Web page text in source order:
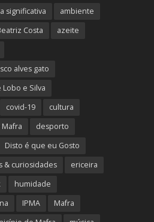
significativa
ambiente
Costa
azeite
alves gato
Lobo e Silva
covid-19
cultura
desporto
Disto é que eu Gosto
& curiosidades
ericeira
humidade
IPMA
Mafra